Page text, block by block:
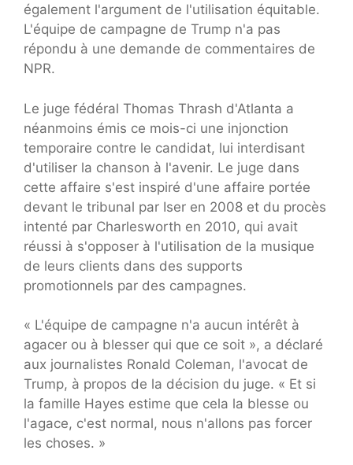
également l'argument de l'utilisation équitable.
L'équipe de campagne de Trump n'a pas
répondu à une demande de commentaires de
NPR.
Le juge fédéral Thomas Thrash d'Atlanta a
néanmoins émis ce mois-ci une injonction
temporaire contre le candidat, lui interdisant
d'utiliser la chanson à l'avenir. Le juge dans
cette affaire s'est inspiré d'une affaire portée
devant le tribunal par Iser en 2008 et du procès
intenté par Charlesworth en 2010, qui avait
réussi à s'opposer à l'utilisation de la musique
de leurs clients dans des supports
promotionnels par des campagnes.
« L'équipe de campagne n'a aucun intérêt à
agacer ou à blesser qui que ce soit », a déclaré
aux journalistes Ronald Coleman, l'avocat de
Trump, à propos de la décision du juge. « Et si
la famille Hayes estime que cela la blesse ou
l'agace, c'est normal, nous n'allons pas forcer
les choses. »